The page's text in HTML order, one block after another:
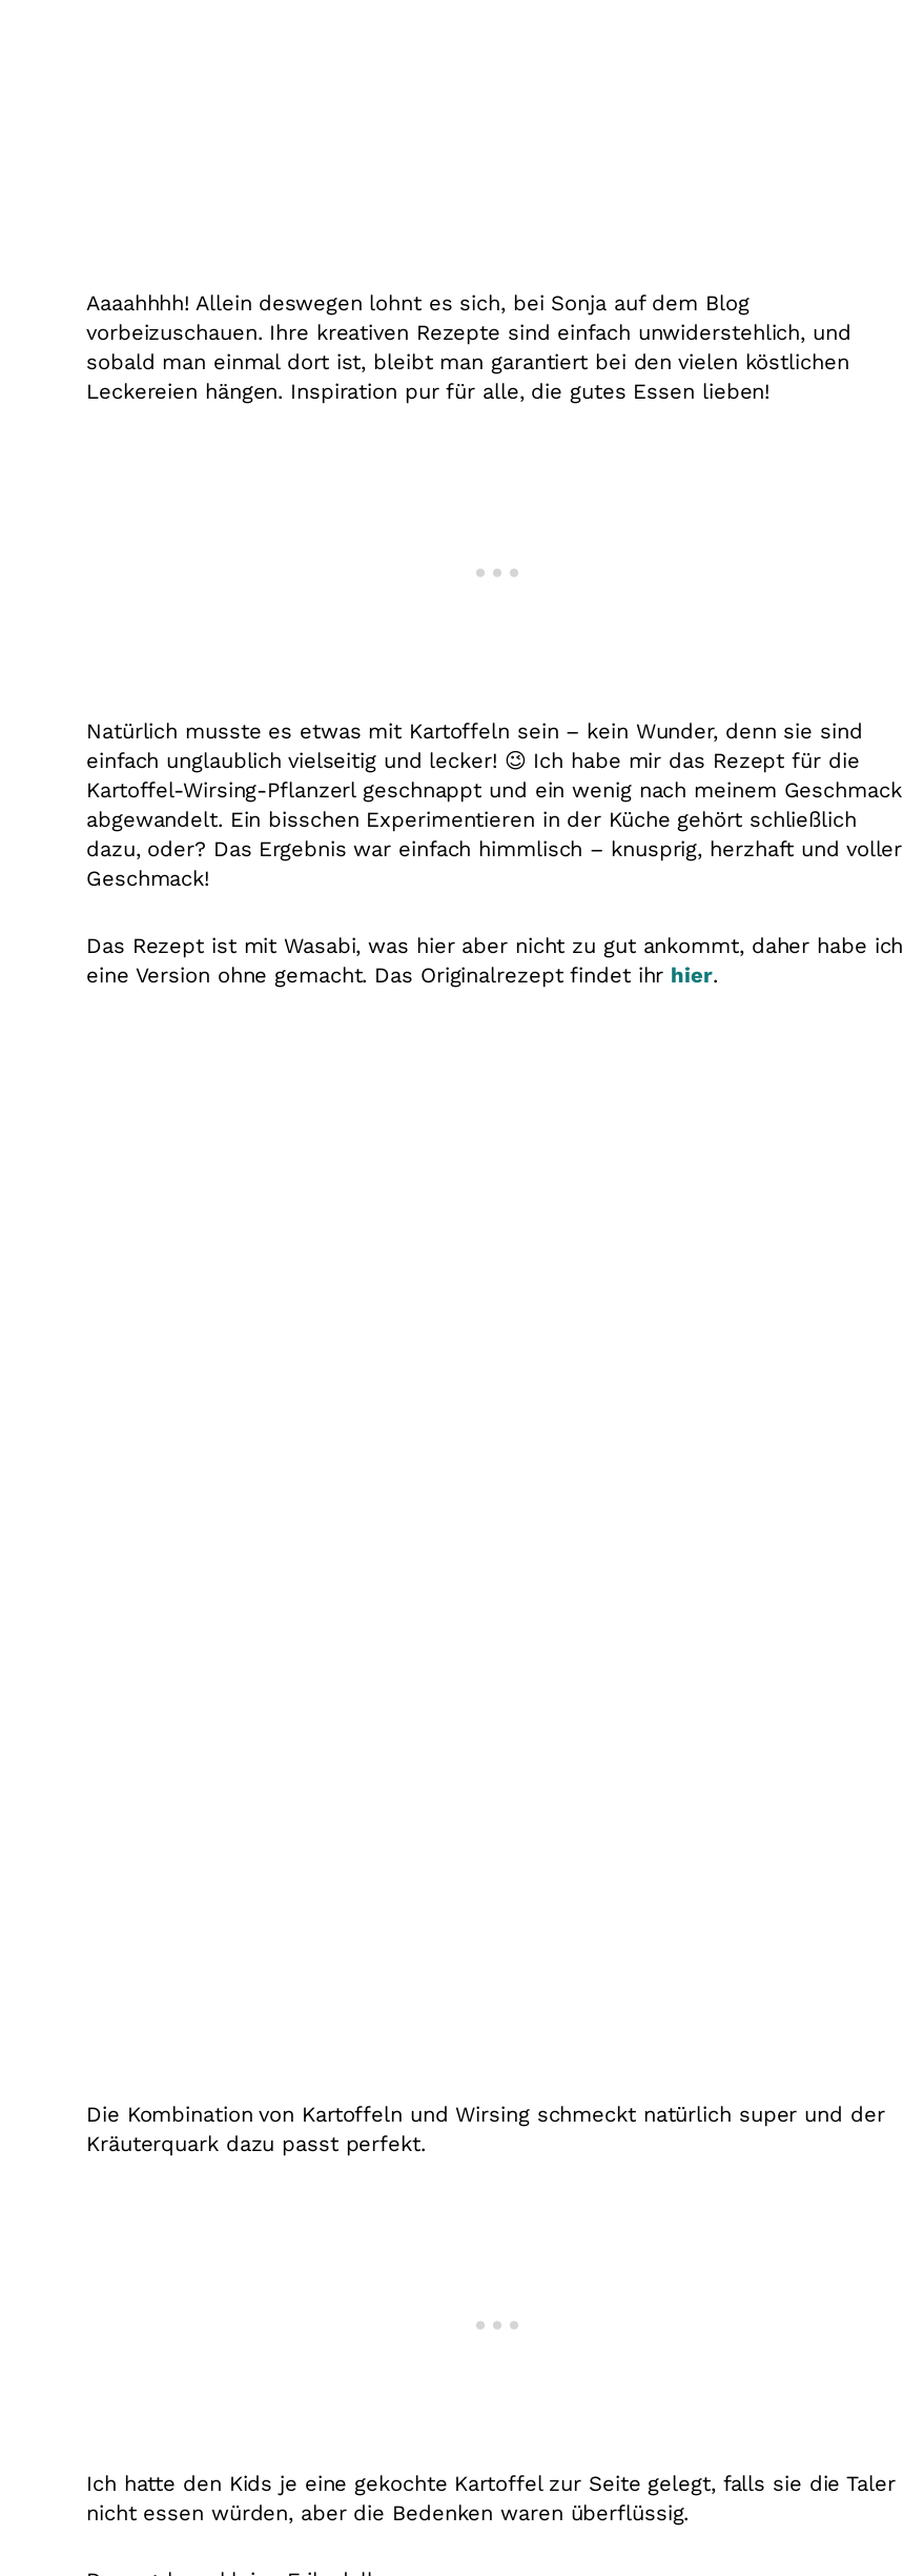
Aaaahhhh! Allein deswegen lohnt es sich, bei Sonja auf dem Blog
vorbeizuschauen. Ihre kreativen Rezepte sind einfach unwiderstehlich, und
sobald man einmal dort ist, bleibt man garantiert bei den vielen köstlichen
Leckereien hängen. Inspiration pur für alle, die gutes Essen lieben!
Natürlich musste es etwas mit Kartoffeln sein – kein Wunder, denn sie sind
einfach unglaublich vielseitig und lecker! 😉 Ich habe mir das Rezept für die
Kartoffel-Wirsing-Pflanzerl geschnappt und ein wenig nach meinem Geschmack
abgewandelt. Ein bisschen Experimentieren in der Küche gehört schließlich
dazu, oder? Das Ergebnis war einfach himmlisch – knusprig, herzhaft und voller
Geschmack!
Das Rezept ist mit Wasabi, was hier aber nicht zu gut ankommt, daher habe ich
eine Version ohne gemacht. Das Originalrezept findet ihr hier.
Die Kombination von Kartoffeln und Wirsing schmeckt natürlich super und der
Kräuterquark dazu passt perfekt.
Ich hatte den Kids je eine gekochte Kartoffel zur Seite gelegt, falls sie die Taler
nicht essen würden, aber die Bedenken waren überflüssig.